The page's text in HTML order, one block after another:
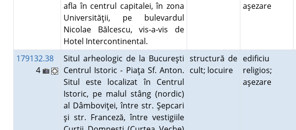
afla în centrul capitalei, în zona
Universităţii, pe bulevardul
Nicolae Bălcescu, vis-a-vis de
Hotel Intercontinental.
aşezare
179132.38
4
Situl arheologic de la Bucureşti
Centrul Istoric - Piaţa Sf. Anton.
Situl este localizat în Centrul
Istoric, pe malul stâng (nordic)
al Dâmboviţei, între str. Şepcari
şi str. Franceză, între vestigiile
structură de
cult; locuire
edificiu
religios;
aşezare